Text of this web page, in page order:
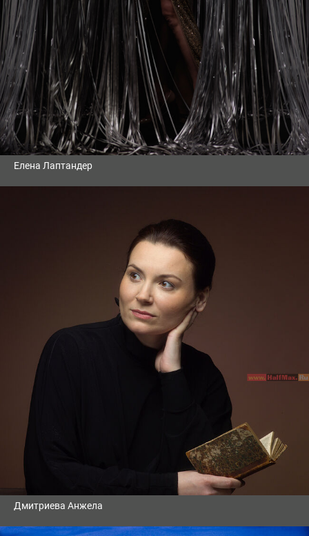
Елена Лаптандер
Дмитриева Анжела